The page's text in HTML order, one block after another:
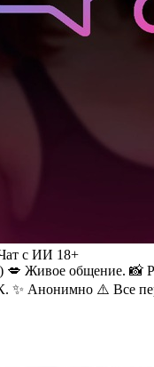
с ИИ 18+
💋 Живое общение. 📸
✨ Анонимно ⚠️ Все